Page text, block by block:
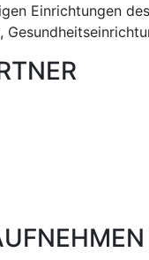
Einrichtungen